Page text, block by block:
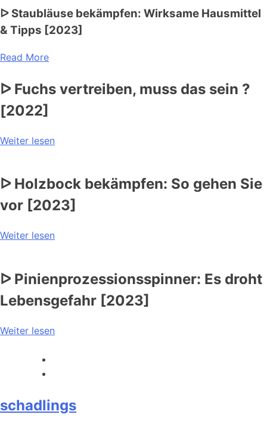
ᐅ Staubläuse bekämpfen: Wirksame Hausmittel
& Tipps [2023]
Read More
ᐅ Fuchs vertreiben, muss das sein ?
[2022]
Weiter lesen
ᐅ Holzbock bekämpfen: So gehen Sie
vor [2023]
Weiter lesen
ᐅ Pinienprozessionsspinner: Es droht
Lebensgefahr [2023]
Weiter lesen
schadlings